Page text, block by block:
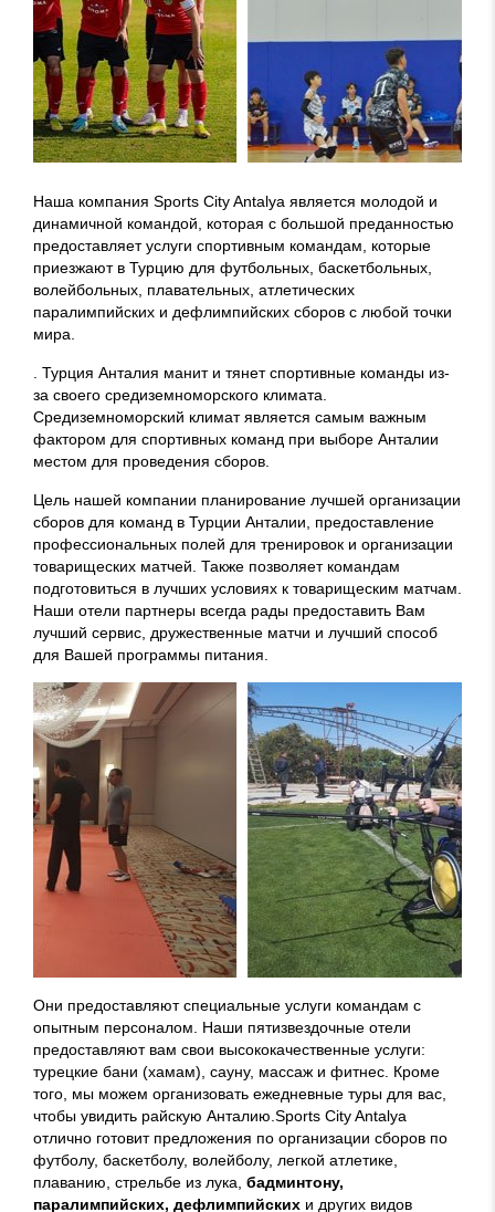
Наша компания Sports City Antalya является молодой и
динамичной командой, которая c большой преданностью
предоставляет услуги спортивным командам, которые
приезжают в Турцию для футбольных, баскетбольных,
волейбольных, плавательных, атлетических
паралимпийских и дефлимпийских сборов c любой точки
мира.
. Турция Анталия манит и тянет спортивные команды из-
за своего средиземноморского климата.
Средиземноморский климат является самым важным
фактором для спортивных команд при выборе Анталии
местом для проведения сборов.
Цель нашей компании планирование лучшей организации
сборов для команд в Турции Анталии, предоставление
профессиональных полей для тренировок и организации
товарищеских матчей. Также позволяет командам
подготовиться в лучших условиях к товарищеским матчам.
Наши отели партнеры всегда рады предоставить Вам
лучший сервис, дружественные матчи и лучший способ
для Вашей программы питания.
Они предоставляют специальные услуги командам с
опытным персоналом. Наши пятизвездочные отели
предоставляют вам свои высококачественные услуги:
турецкие бани (хамам), сауну, массаж и фитнес. Кроме
того, мы можем организовать ежедневные туры для вас,
чтобы увидить райскую Анталию.Sports City Antalya
отлично готовит предложения по организации сборов по
футболу, баскетболу, волейболу, легкой атлетике,
плаванию, стрельбе из лука, бадминтону,
паралимпийских, дефлимпийских и других видов